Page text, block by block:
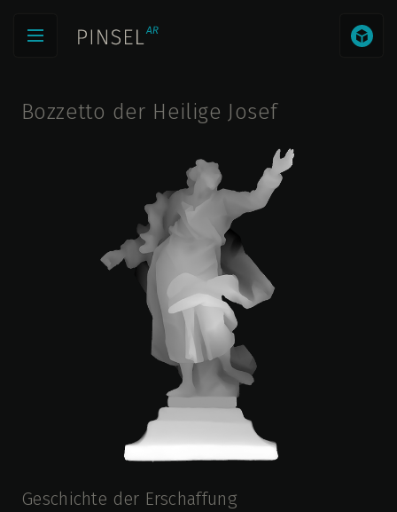
Bozzetto der Heilige Josef
Geschichte der Erschaffung